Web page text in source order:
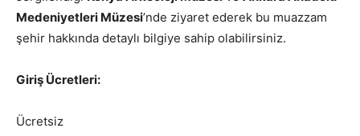
Medeniyetleri Müzesi’nde ziyaret ederek bu muazzam
şehir hakkında detaylı bilgiye sahip olabilirsiniz.
Giriş Ücretleri:
Ücretsiz